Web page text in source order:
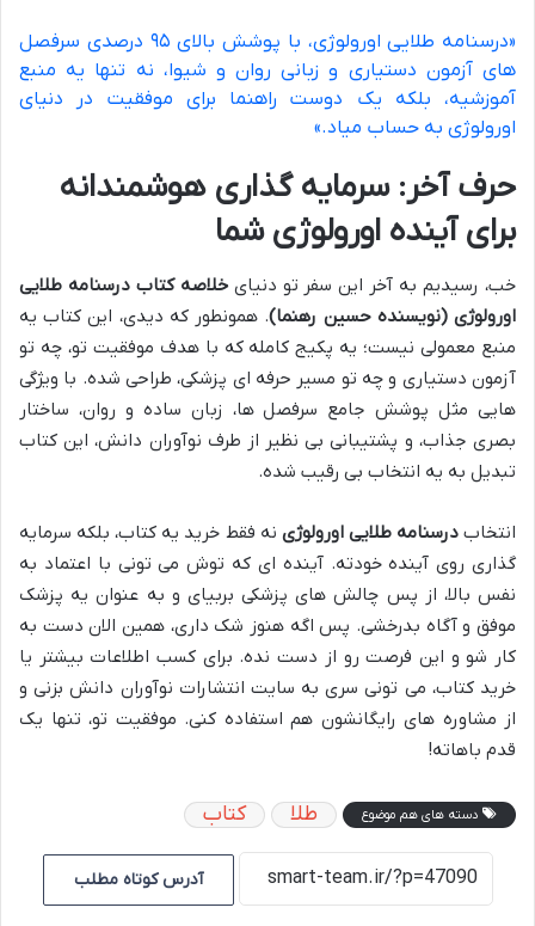
«درسنامه طلایی اورولوژی، با پوشش بالای ۹۵ درصدی سرفصل
های آزمون دستیاری و زبانی روان و شیوا، نه تنها یه منبع
آموزشیه، بلکه یک دوست راهنما برای موفقیت در دنیای
اورولوژی به حساب میاد.»
حرف آخر: سرمایه گذاری هوشمندانه
برای آینده اورولوژی شما
خب، رسیدیم به آخر این سفر تو دنیایخلاصه کتاب درسنامه طلایی
اورولوژی (نویسنده حسین رهنما). همونطور که دیدی، این کتاب یه
منبع معمولی نیست؛ یه پکیج کامله که با هدف موفقیت تو، چه تو
آزمون دستیاری و چه تو مسیر حرفه ای پزشکی، طراحی شده. با ویژگی
هایی مثل پوشش جامع سرفصل ها، زبان ساده و روان، ساختار
بصری جذاب، و پشتیبانی بی نظیر از طرف نوآوران دانش، این کتاب
تبدیل به یه انتخاب بی رقیب شده.
انتخابدرسنامه طلایی اورولوژی نه فقط خرید یه کتاب، بلکه سرمایه
گذاری روی آینده خودته. آینده ای که توش می تونی با اعتماد به
نفس بالا، از پس چالش های پزشکی بربیای و به عنوان یه پزشک
موفق و آگاه بدرخشی. پس اگه هنوز شک داری، همین الان دست به
کار شو و این فرصت رو از دست نده. برای کسب اطلاعات بیشتر یا
خرید کتاب، می تونی سری به سایت انتشارات نوآوران دانش بزنی و
از مشاوره های رایگانشون هم استفاده کنی. موفقیت تو، تنها یک
قدم باهاته!
دسته های هم موضوع طلا کتاب
آدرس کوتاه مطلب